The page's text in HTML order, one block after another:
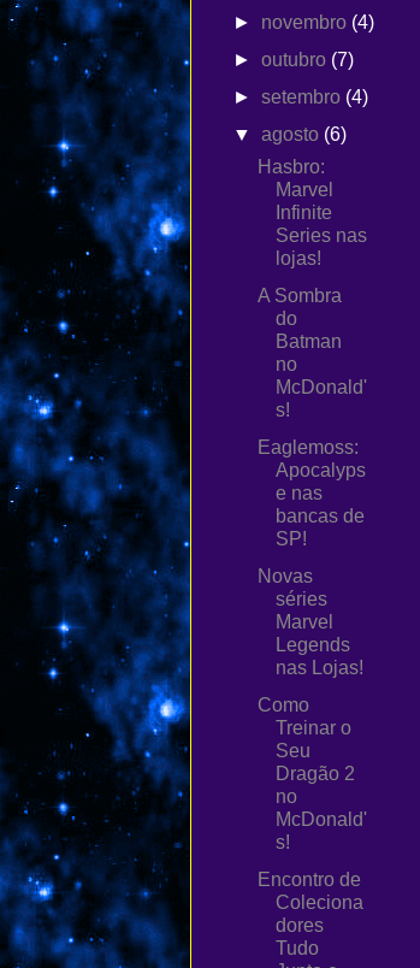
► novembro (4)
►outubro (7)
►setembro (4)
▼agosto (6)
Hasbro:
Marvel
Infinite
Series nas
lojas!
A Sombra
do
Batman
no
McDonald'
s!
Eaglemoss:
Apocalyps
e nas
bancas de
SP!
Novas
séries
Marvel
Legends
nas Lojas!
Como
Treinar o
Seu
Dragão 2
no
McDonald'
s!
Encontro de
Coleciona
dores
Tudo